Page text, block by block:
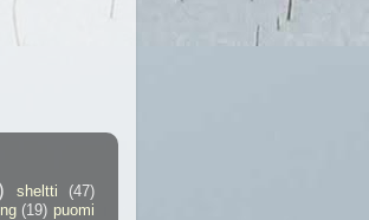
sheltti
(47)
(19) puomi